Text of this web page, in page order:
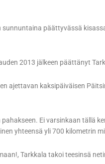
päättyvässä
2013 jälkeen päättänyt
ajettavan kaksipäiväisen
Ei varsinkaan tällä
yhteensä yli 700 kilometrin
Tarkkala takoi teesinsä